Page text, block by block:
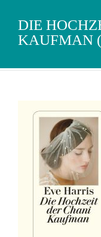
DIE
KAUFMAN